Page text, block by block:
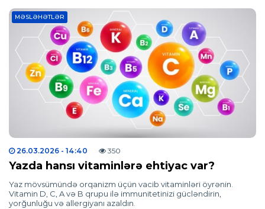
MƏSLƏHƏTLƏR
26.03.2026 - 14:40 350
Yazda hansı vitaminlərə ehtiyac var?
Yaz mövsümündə orqanizm üçün vacib vitaminləri öyrənin.
Vitamin D, C, A və B qrupu ilə immunitetinizi gücləndirin,
yorğunluğu və allergiyanı azaldın.